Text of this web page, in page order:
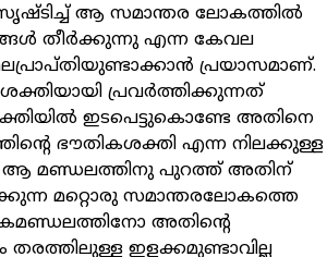
ആ സമാന്തര ലോകത്തിൽ
തീർക്കുന്നു എന്ന കേവല
പ്രയാസമാണ്.
പ്രവർത്തിക്കുന്നത്
ഇടപെട്ടുകൊണ്ടേ അതിനെ
ഭൗതികശക്തി എന്ന നിലക്കുള്ള
മണ്ഡലത്തിനു പുറത്ത് അതിന്
മറ്റൊരു സമാന്തരലോകത്തെ
അതിന്റെ
ഇളക്കമുണ്ടാവില്ല